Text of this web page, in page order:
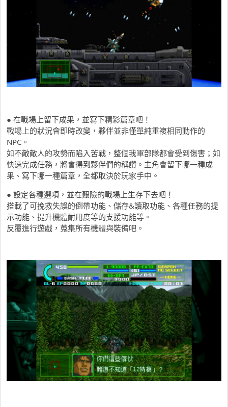
● 在戰場上留下成果，並寫下精彩篇章吧！
戰場上的狀況會即時改變，夥伴並非僅單純重複相同動作的
NPC。
如不敵敵人的攻勢而陷入苦戰，整個我軍部隊都會受到傷害；如
快速完成任務，將會得到夥伴們的稱讚。主角會留下哪一種成
果、寫下哪一種篇章，全都取決於玩家手中。
● 設定各種選項，並在艱險的戰場上生存下去吧！
搭載了可挽救失誤的倒帶功能、儲存&讀取功能、各種任務的提
示功能、提升機體耐用度等的支援功能等。
反覆進行遊戲，蒐集所有機體與裝備吧。